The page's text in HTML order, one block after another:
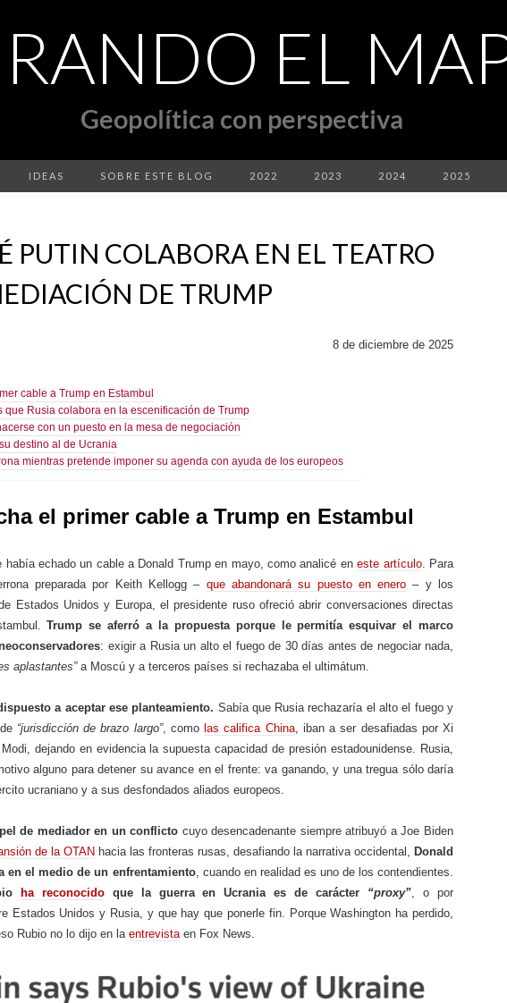
IDEAS SOBRE ESTE BLOG 2022 2023 2024 2025
PUTIN COLABORA EN EL TEATRO
DE TRUMP
8 de diciembre de 2025
cable a Trump en Estambul
que Rusia colabora en la escenificación de Trump
con un puesto en la mesa de negociación
destino al de Ucrania
mientras pretende imponer su agenda con ayuda de los europeos
el primer cable a Trump en Estambul
había echado un cable a Donald Trump en mayo, como analicé eneste artículo. Para
preparada por Keith Kellogg – que abandonará su puesto en enero – y los
Estados Unidos y Europa, el presidente ruso ofreció abrir conversaciones directas
Trump se aferró a la propuesta porque le permitía esquivar el marco
: exigir a Rusia un alto el fuego de 30 días antes de negociar nada,
aplastantes”a Moscú y a terceros países si rechazaba el ultimátum.
a aceptar ese planteamiento. Sabía que Rusia rechazaría el alto el fuego y
“jurisdicción de brazo largo”, como las califica China, iban a ser desafiadas por Xi
dejando en evidencia la supuesta capacidad de presión estadounidense. Rusia,
alguno para detener su avance en el frente: va ganando, y una tregua sólo daría
ucraniano y a sus desfondados aliados europeos.
de mediador en un conflicto cuyo desencadenante siempre atribuyó a Joe Biden
de la OTAN hacia las fronteras rusas, desafiando la narrativa occidental, Donald
en el medio de un enfrentamiento, cuando en realidad es uno de los contendientes.
ha reconocidoque la guerra en Ucrania es de carácter “proxy”, o por
Estados Unidos y Rusia, y que hay que ponerle fin. Porque Washington ha perdido,
Rubio no lo dijo en la entrevistaen Fox News.